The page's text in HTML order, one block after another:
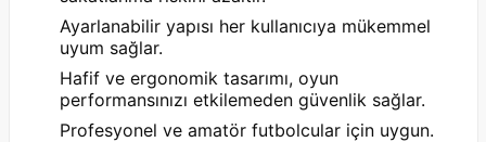
Ayarlanabilir yapısı her kullanıcıya mükemmel
uyum sağlar.
Hafif ve ergonomik tasarımı, oyun
performansınızı etkilemeden güvenlik sağlar.
Profesyonel ve amatör futbolcular için uygun.